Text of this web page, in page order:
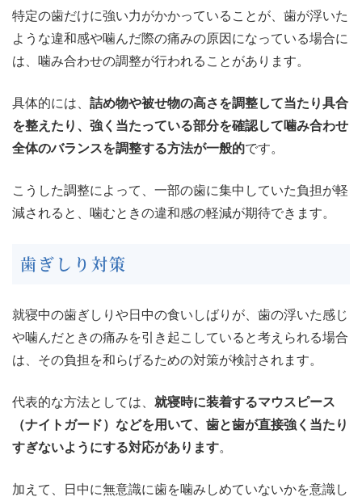
特定の歯だけに強い力がかかっていることが、歯が浮いた
ような違和感や噛んだ際の痛みの原因になっている場合に
は、噛み合わせの調整が行われることがあります。
具体的には、 詰め物や被せ物の高さを調整して当たり具合
を整えたり、強く当たっている部分を確認して噛み合わせ
全体のバランスを調整する方法が一般的です。
こうした調整によって、一部の歯に集中していた負担が軽
減されると、噛むときの違和感の軽減が期待できます。
歯ぎしり対策
就寝中の歯ぎしりや日中の食いしばりが、歯の浮いた感じ
や噛んだときの痛みを引き起こしていると考えられる場合
は、その負担を和らげるための対策が検討されます。
代表的な方法としては、 就寝時に装着するマウスピース
（ナイトガード）などを用いて、歯と歯が直接強く当たり
すぎないようにする対応があります。
加えて、日中に無意識に歯を噛みしめていないかを意識し